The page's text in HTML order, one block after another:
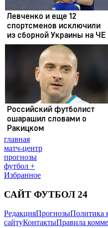
главная
матч-центр
прогнозы
футбол +
Избранное
САЙТ ФУТБОЛ 24
РедакцияПрогнозыПолитика
сайтуКонтактыПравила